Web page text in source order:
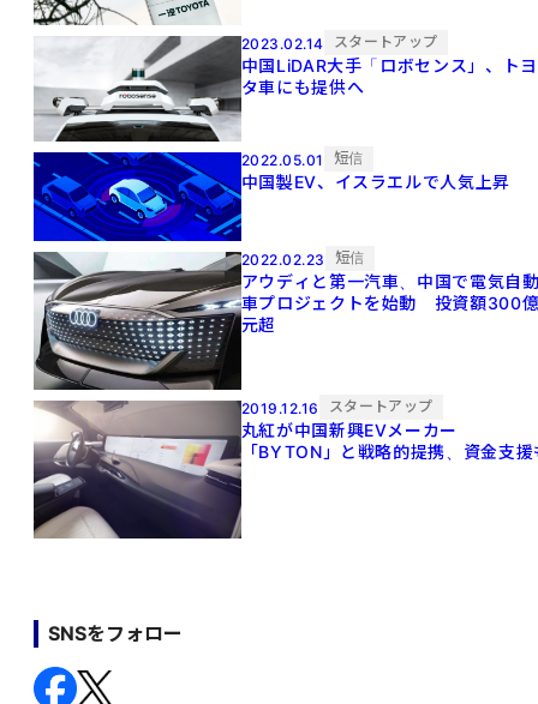
2023.02.14 スタートアップ
中国LiDAR大手「ロボセンス」、トヨ
タ車にも提供へ
2022.05.01 短信
中国製EV、イスラエルで人気上昇
2022.02.23 短信
アウディと第一汽車、中国で電気自
車プロジェクトを始動 投資額300
元超
2019.12.16 スタートアップ
丸紅が中国新興EVメーカー
「BYTON」と戦略的提携、資金支援
SNSをフォロー